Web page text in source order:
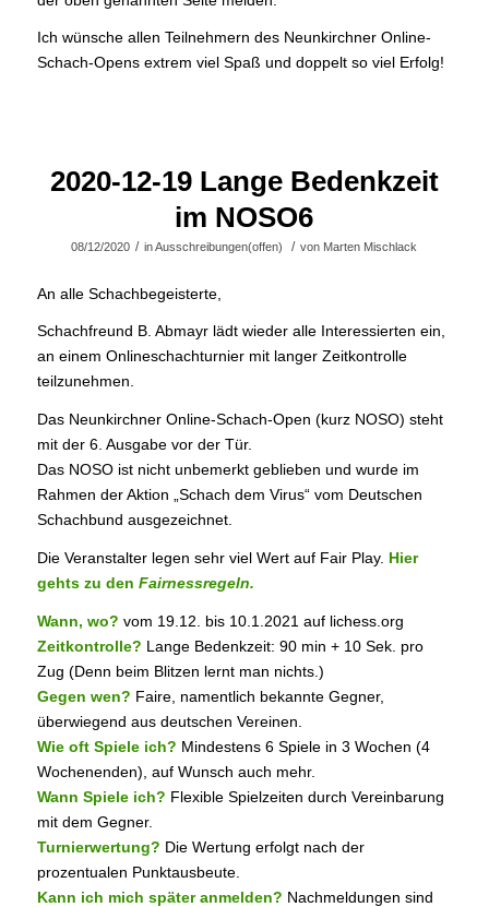
Ich wünsche allen Teilnehmern des Neunkirchner Online-
Schach-Opens extrem viel Spaß und doppelt so viel Erfolg!
2020-12-19 Lange Bedenkzeit
im NOSO6
08/12/2020 / inAusschreibungen(offen) / von Marten Mischlack
An alle Schachbegeisterte,
Schachfreund B. Abmayr lädt wieder alle Interessierten ein,
an einem Onlineschachturnier mit langer Zeitkontrolle
teilzunehmen.
Das Neunkirchner Online-Schach-Open (kurz NOSO) steht
mit der 6. Ausgabe vor der Tür.
Das NOSO ist nicht unbemerkt geblieben und wurde im
Rahmen der Aktion „Schach dem Virus“ vom Deutschen
Schachbund ausgezeichnet.
Die Veranstalter legen sehr viel Wert auf Fair Play.
Hier
gehts zu den Fairnessregeln.
Wann, wo? vom 19.12. bis 10.1.2021 auf lichess.org
Zeitkontrolle? Lange Bedenkzeit: 90 min + 10 Sek. pro
Zug (Denn beim Blitzen lernt man nichts.)
Gegen wen? Faire, namentlich bekannte Gegner,
überwiegend aus deutschen Vereinen.
Wie oft Spiele ich? Mindestens 6 Spiele in 3 Wochen (4
Wochenenden), auf Wunsch auch mehr.
Wann Spiele ich? Flexible Spielzeiten durch Vereinbarung
mit dem Gegner.
Turnierwertung? Die Wertung erfolgt nach der
prozentualen Punktausbeute.
Kann ich mich später anmelden? Nachmeldungen sind